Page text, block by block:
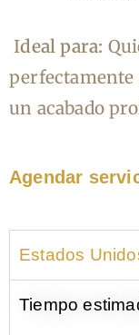
Ideal para:
perfectamente
un acabado
Agendar
Estados
Tiempo